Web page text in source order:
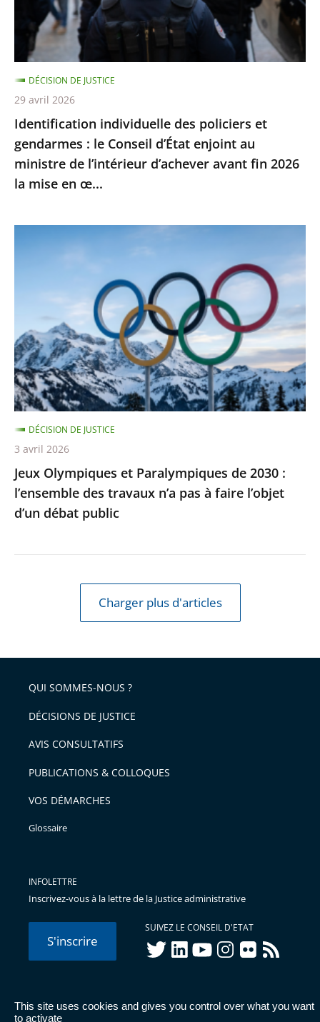
This site uses cookies and gives you control over what you want
to activate
Conseil
d’État
enjoint
au
ministre
de
l’intérieur
d’achever
fin
œ...
Identification individuelle des policiers et
gendarmes : le Conseil d’État enjoint au
ministre de l’intérieur d’achever avant fin 2026
la mise en œ...
DÉCISION DE JUSTICE
29 avril 2026
Olympiques
Paralympiques
2030
:
l’ensemble
des
travaux
n’a
pas
à
faire
l’objet
Jeux Olympiques et Paralympiques de 2030 :
l’ensemble des travaux n’a pas à faire l’objet
d’un débat public
DÉCISION DE JUSTICE
3 avril 2026
Charger plus d'articles
QUI SOMMES-NOUS ?
DÉCISIONS DE JUSTICE
AVIS CONSULTATIFS
PUBLICATIONS & COLLOQUES
VOS DÉMARCHES
Glossaire
INFOLETTRE
Inscrivez-vous à la lettre de la Justice administrative
S'inscrire
SUIVEZ LE CONSEIL D'ETAT
twitterlinkedInyoutubeinstagram
flickr rss
© Conseil d'État 2026 - Mentions légales
Données